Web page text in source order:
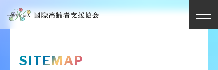
SITEMAP